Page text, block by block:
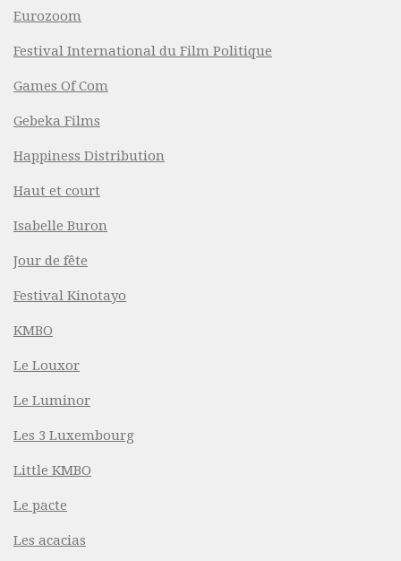
Eurozoom
Festival International du Film Politique
Games Of Com
Gebeka Films
Happiness Distribution
Haut et court
Isabelle Buron
Jour de fête
Festival Kinotayo
KMBO
Le Louxor
Le Luminor
Les 3 Luxembourg
Little KMBO
Le pacte
Les acacias